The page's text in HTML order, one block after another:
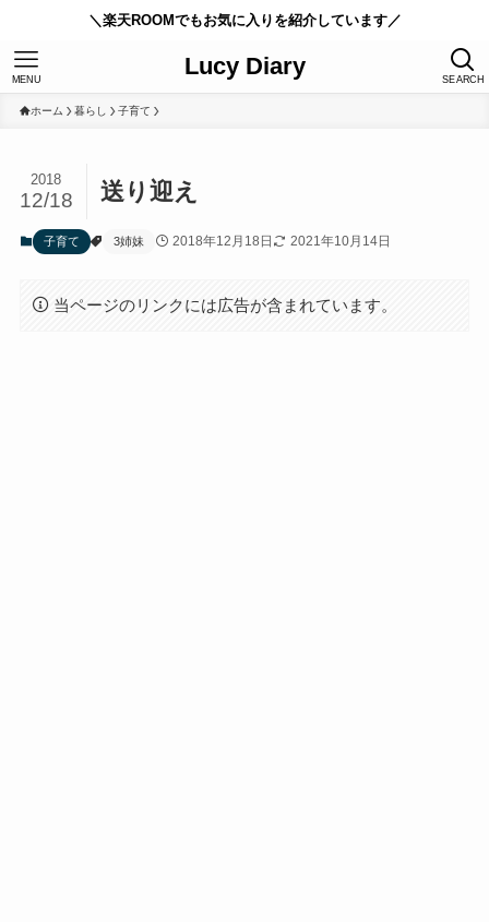
＼楽天ROOMでもお気に入りを紹介しています／
Lucy Diary SEARCH
MENU
ホーム 暮らし 子育て
送り迎え
2018
12/18
子育て 3姉妹 2018年12月18日 2021年10月14日
当ページのリンクには広告が含まれています。